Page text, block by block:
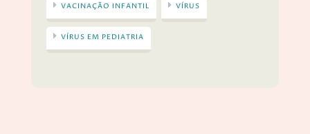
VACINAÇÃO INFANTIL VÍRUS
VÍRUS EM PEDIATRIA